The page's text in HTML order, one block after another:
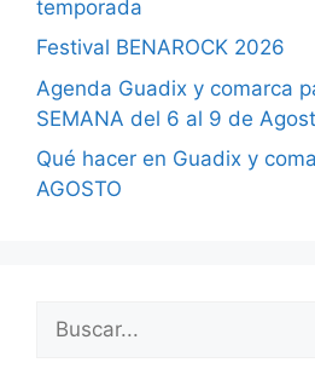
temporada
Festival BENAROCK 2026
Agenda Guadix y comarca
SEMANA del 6 al 9 de
Qué hacer en Guadix y
AGOSTO
Buscar: